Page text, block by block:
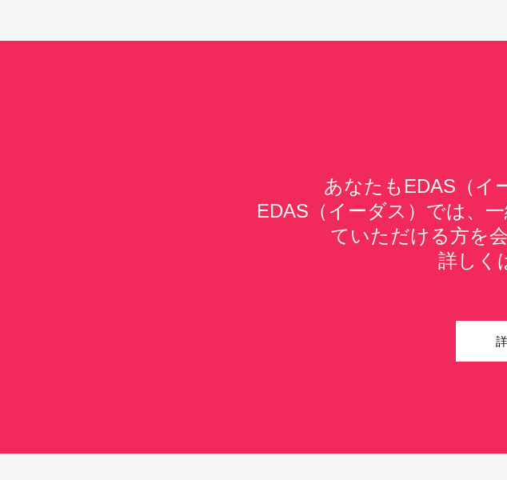
あなたもEDAS（イ
EDAS（イーダス）では、
ていただける方を
詳しく